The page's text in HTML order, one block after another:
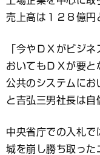
売上高は１２８億円
「今やＤＸがビジ
おいてもＤＸが要と
公共のシステムにお
と吉弘三男社長は自
中央省庁での入札で
城を崩し勝ち取った